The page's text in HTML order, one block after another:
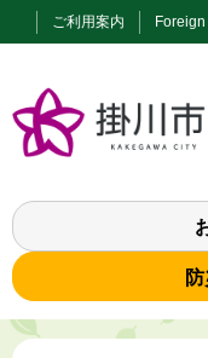
ご利用案内